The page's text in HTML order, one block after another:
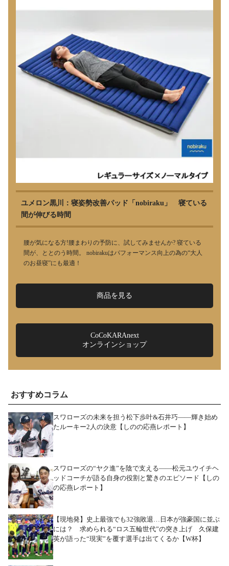
ユメロン黒川：寝姿勢改善パッド「nobiraku」 寝ている
間が伸びる時間
腰が気になる方!腰まわりの予防に、試してみませんか? 寝ている
間が、ととのう時間。 nobirakuはパフォーマンス向上の為の“大人
のお昼寝”にも最適！
商品を見る
CoCoKARAnext
オンラインショップ
おすすめコラム
スワローズの未来を担う松下歩叶&石井巧――輝き始め
たルーキー2人の決意【しのの応燕レポート】
スワローズの“ヤク進”を陰で支える――松元ユウイチヘ
ッドコーチが語る自身の役割と驚きのエピソード【しの
の応燕レポート】
【現地発】史上最強でも32強敗退…日本が強豪国に並ぶ
には？ 求められる“ロス五輪世代”の突き上げ 久保建
英が語った“現実”を覆す選手は出てくるか【W杯】